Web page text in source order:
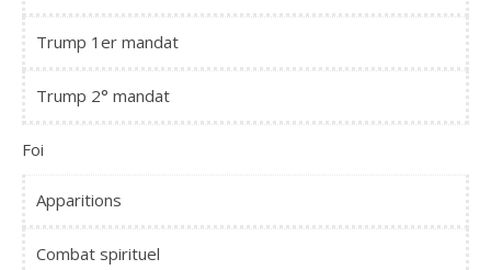
Trump 1er mandat
Trump 2° mandat
Foi
Apparitions
Combat spirituel